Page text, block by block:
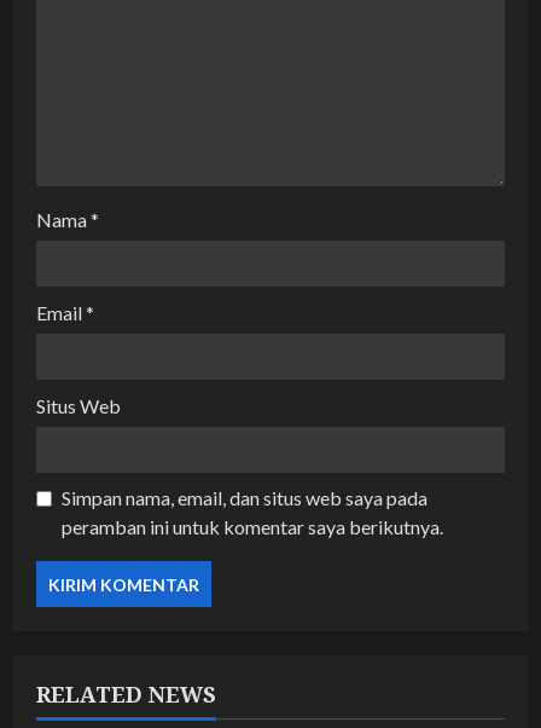
Nama*
Email*
Situs Web
Simpan nama, email, dan situs web saya pada
peramban ini untuk komentar saya berikutnya.
RELATED NEWS